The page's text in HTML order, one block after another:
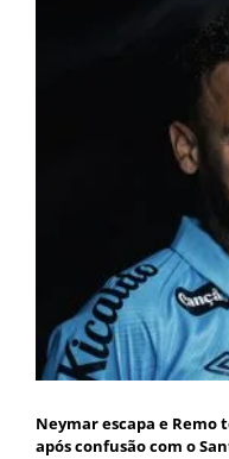
Neymar escapa e Remo
após confusão com o